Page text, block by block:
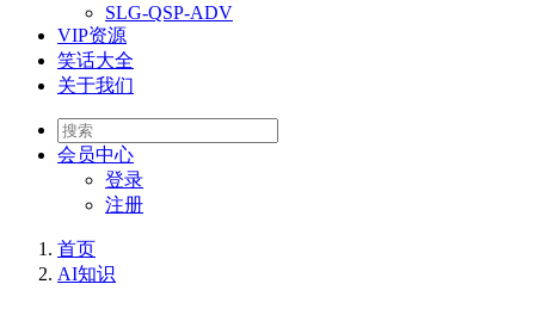
SLG-QSP-ADV
VIP资源
笑话大全
关于我们
会员中心
登录
注册
首页
AI知识